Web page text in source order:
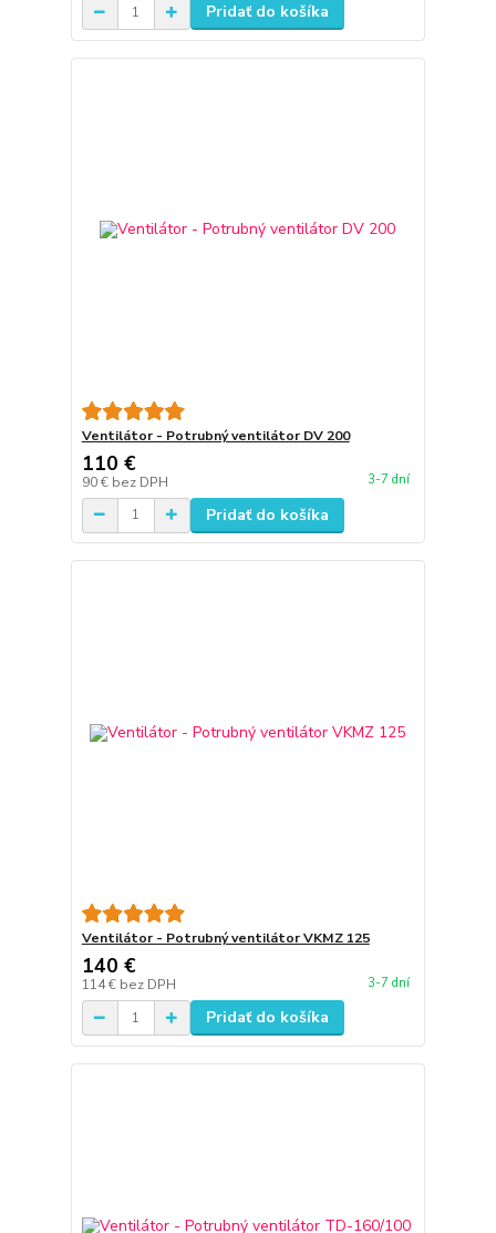
Pridať do košíka
Ventilátor - Potrubný ventilátor DV 200
110 €
90 € bez DPH 3-7 dní
Pridať do košíka
Ventilátor - Potrubný ventilátor VKMZ 125
140 €
114 € bez DPH 3-7 dní
Pridať do košíka